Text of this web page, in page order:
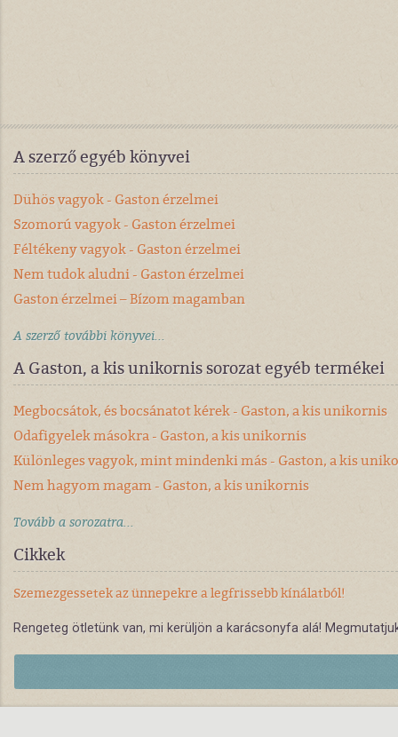
A szerző egyéb könyvei
Dühös vagyok - Gaston érzelmei
Szomorú vagyok - Gaston érzelmei
Féltékeny vagyok - Gaston érzelmei
Nem tudok aludni - Gaston érzelmei
Gaston érzelmei – Bízom magamban
A szerző további könyvei...
A Gaston, a kis unikornis sorozat egyéb termékei
Megbocsátok, és bocsánatot kérek - Gaston, a kis unikornis
Odafigyelek másokra - Gaston, a kis unikornis
Különleges vagyok, mint mindenki más - Gaston, a kis
Nem hagyom magam - Gaston, a kis unikornis
Tovább a sorozatra...
Cikkek
Szemezgessetek az ünnepekre a legfrissebb kínálatból!
Rengeteg ötletünk van, mi kerüljön a karácsonyfa alá!